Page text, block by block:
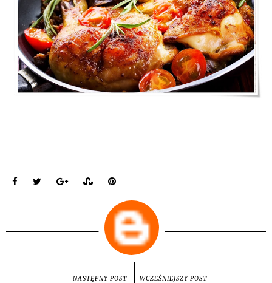
NASTĘPNY POST WCZEŚNIEJSZY POST